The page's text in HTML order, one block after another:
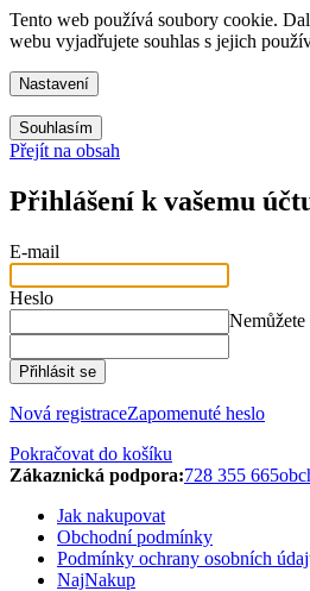
Tento web používá soubory cookie.
webu vyjadřujete souhlas s jejich
Nastavení
Souhlasím
Přejít na obsah
Přihlášení k vašemu
E-mail
Heslo
Přihlásit se
Nová registraceZapomenuté heslo
Pokračovat do košíku
Zákaznická podpora:728 355 665
Jak nakupovat
Obchodní podmínky
Podmínky ochrany osobních
NajNakup